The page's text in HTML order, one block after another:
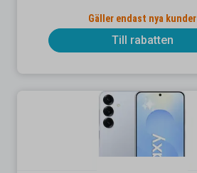
Gäller endast nya kunder
Till rabatten